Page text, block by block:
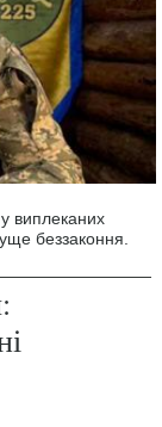
виплеканих
беззаконня.